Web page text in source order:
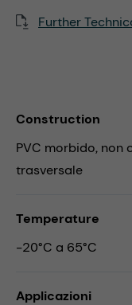
Further
Construction
PVC morbido,
trasversale
Temperature
-20°C a 65°C
Applicazioni